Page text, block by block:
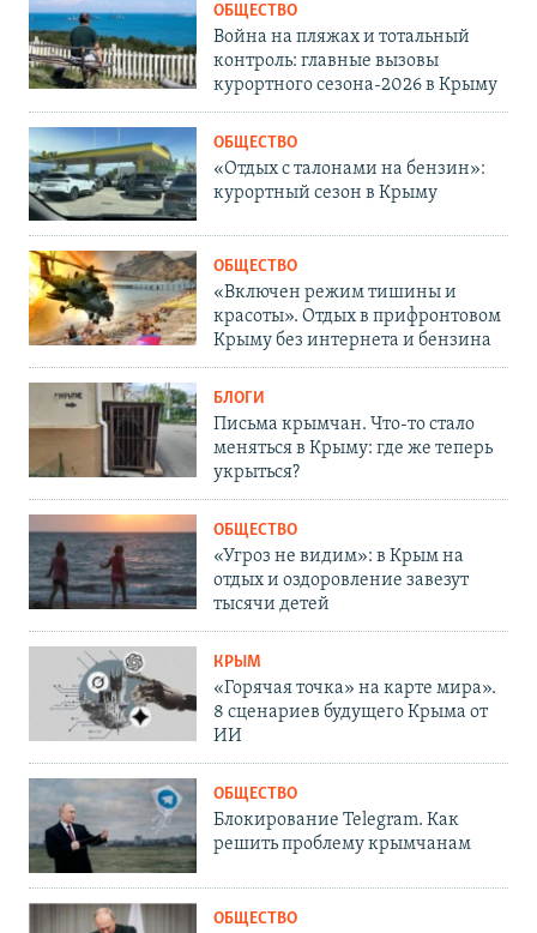
ОБЩЕСТВО
Война на пляжах и тотальный
контроль: главные вызовы
курортного сезона-2026 в Крыму
ОБЩЕСТВО
«Отдых с талонами на бензин»:
курортный сезон в Крыму
ОБЩЕСТВО
«Включен режим тишины и
красоты». Отдых в прифронтовом
Крыму без интернета и бензина
БЛОГИ
Письма крымчан. Что-то стало
меняться в Крыму: где же теперь
укрыться?
ОБЩЕСТВО
«Угроз не видим»: в Крым на
отдых и оздоровление завезут
тысячи детей
КРЫМ
«Горячая точка» на карте мира».
8 сценариев будущего Крыма от
ИИ
ОБЩЕСТВО
Блокирование Telegram. Как
решить проблему крымчанам
ОБЩЕСТВО